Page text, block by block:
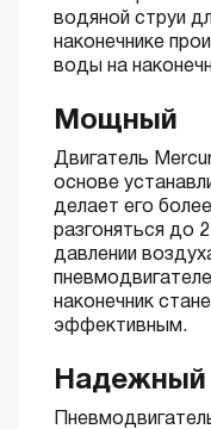
водяной струи
наконечнике
воды на
Мощный
Двигатель
основе
делает его
разгоняться до
давлении
наконечник
эффективным.
Надежный